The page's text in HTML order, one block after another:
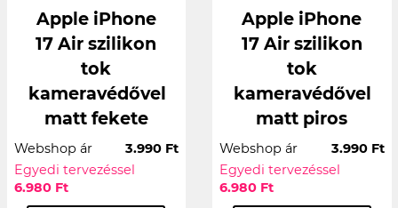
Apple iPhone
17 Air szilikon
tok
kameravédővel
matt fekete
Webshop ár
3.990 Ft
Egyedi tervezéssel
6.980 Ft
Apple iPhone
17 Air szilikon
tok
kameravédővel
matt piros
Webshop ár
3.990 Ft
Egyedi tervezéssel
6.980 Ft